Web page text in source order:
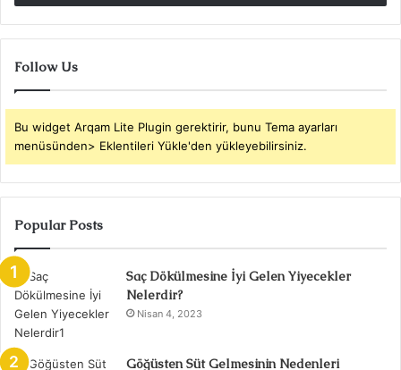
Follow Us
Bu widget Arqam Lite Plugin gerektirir, bunu Tema ayarları
menüsünden> Eklentileri Yükle'den yükleyebilirsiniz.
Popular Posts
Saç Dökülmesine İyi Gelen Yiyecekler
Nelerdir?
Nisan 4, 2023
Göğüsten Süt Gelmesinin Nedenleri